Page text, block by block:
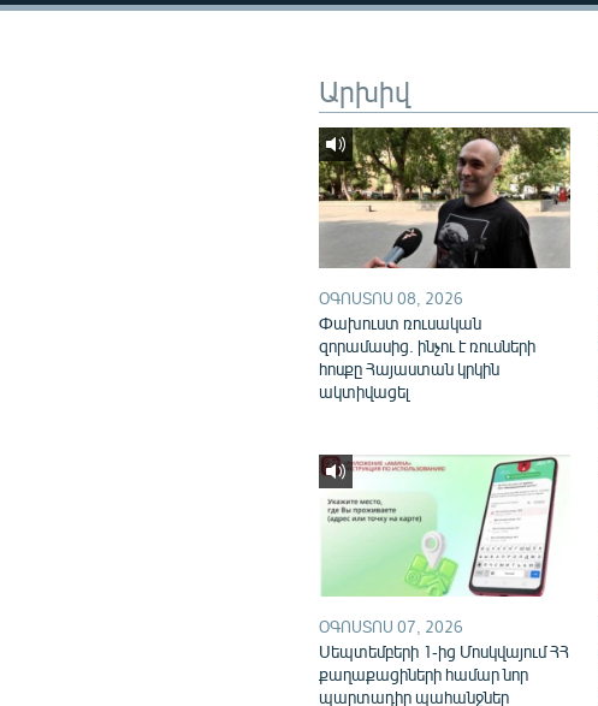
Արխիվ
ՕԳՈՍՏՈՍ 08, 2026
Փախուստ ռուսական
զորամասից. ինչու է ռուսների
հոսքը Հայաստան կրկին
ակտիվացել
ՕԳՈՍՏՈՍ 07, 2026
Սեպտեմբերի 1-ից Մոսկվայում ՀՀ
քաղաքացիների համար նոր
պարտադիր պահանջներ